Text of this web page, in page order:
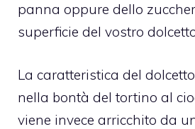
panna oppure dello
superficie del vostro
La caratteristica del
nella bontà del tortino al
viene invece arricchito da